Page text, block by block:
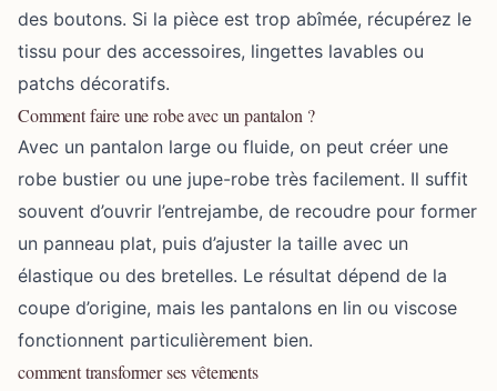
des boutons. Si la pièce est trop abîmée, récupérez le
tissu pour des accessoires, lingettes lavables ou
patchs décoratifs.
Comment faire une robe avec un pantalon ?
Avec un pantalon large ou fluide, on peut créer une
robe bustier ou une jupe-robe très facilement. Il suffit
souvent d’ouvrir l’entrejambe, de recoudre pour former
un panneau plat, puis d’ajuster la taille avec un
élastique ou des bretelles. Le résultat dépend de la
coupe d’origine, mais les pantalons en lin ou viscose
fonctionnent particulièrement bien.
comment transformer ses vêtements